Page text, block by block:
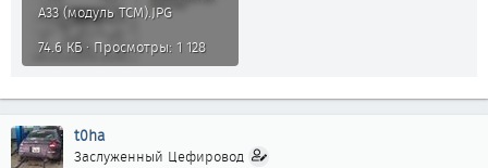
А33 (модуль ТСМ).JPG
74.6 КБ · Просмотры: 1 128
t0ha
Заслуженный Цефировод